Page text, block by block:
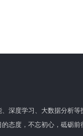
深度学习、大数据分析
态度，不忘初心，砥砺前